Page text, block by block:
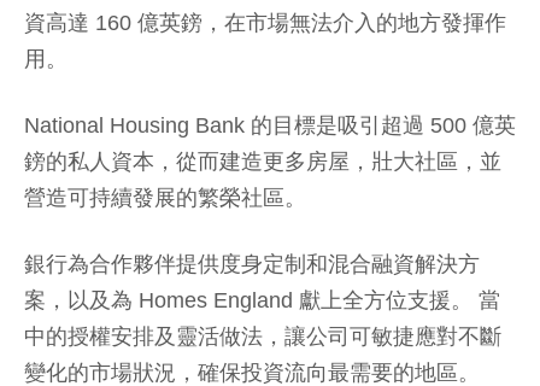
資高達 160 億英鎊，在市場無法介入的地方發揮作
用。
National Housing Bank 的目標是吸引超過 500 億英
鎊的私人資本，從而建造更多房屋，壯大社區，並
營造可持續發展的繁榮社區。
銀行為合作夥伴提供度身定制和混合融資解決方
案，以及為 Homes England 獻上全方位支援。 當
中的授權安排及靈活做法，讓公司可敏捷應對不斷
變化的市場狀況，確保投資流向最需要的地區。